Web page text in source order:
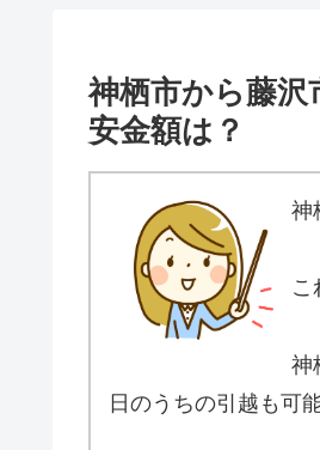
神栖市から藤沢
安金額は？
神
こ
神
日のうちの引越も可